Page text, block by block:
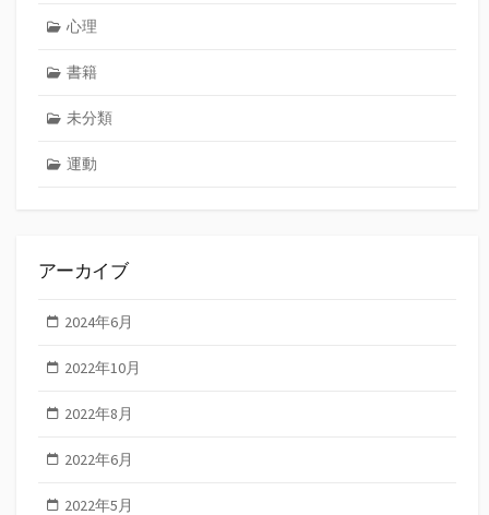
心理
書籍
未分類
運動
アーカイブ
2024年6月
2022年10月
2022年8月
2022年6月
2022年5月